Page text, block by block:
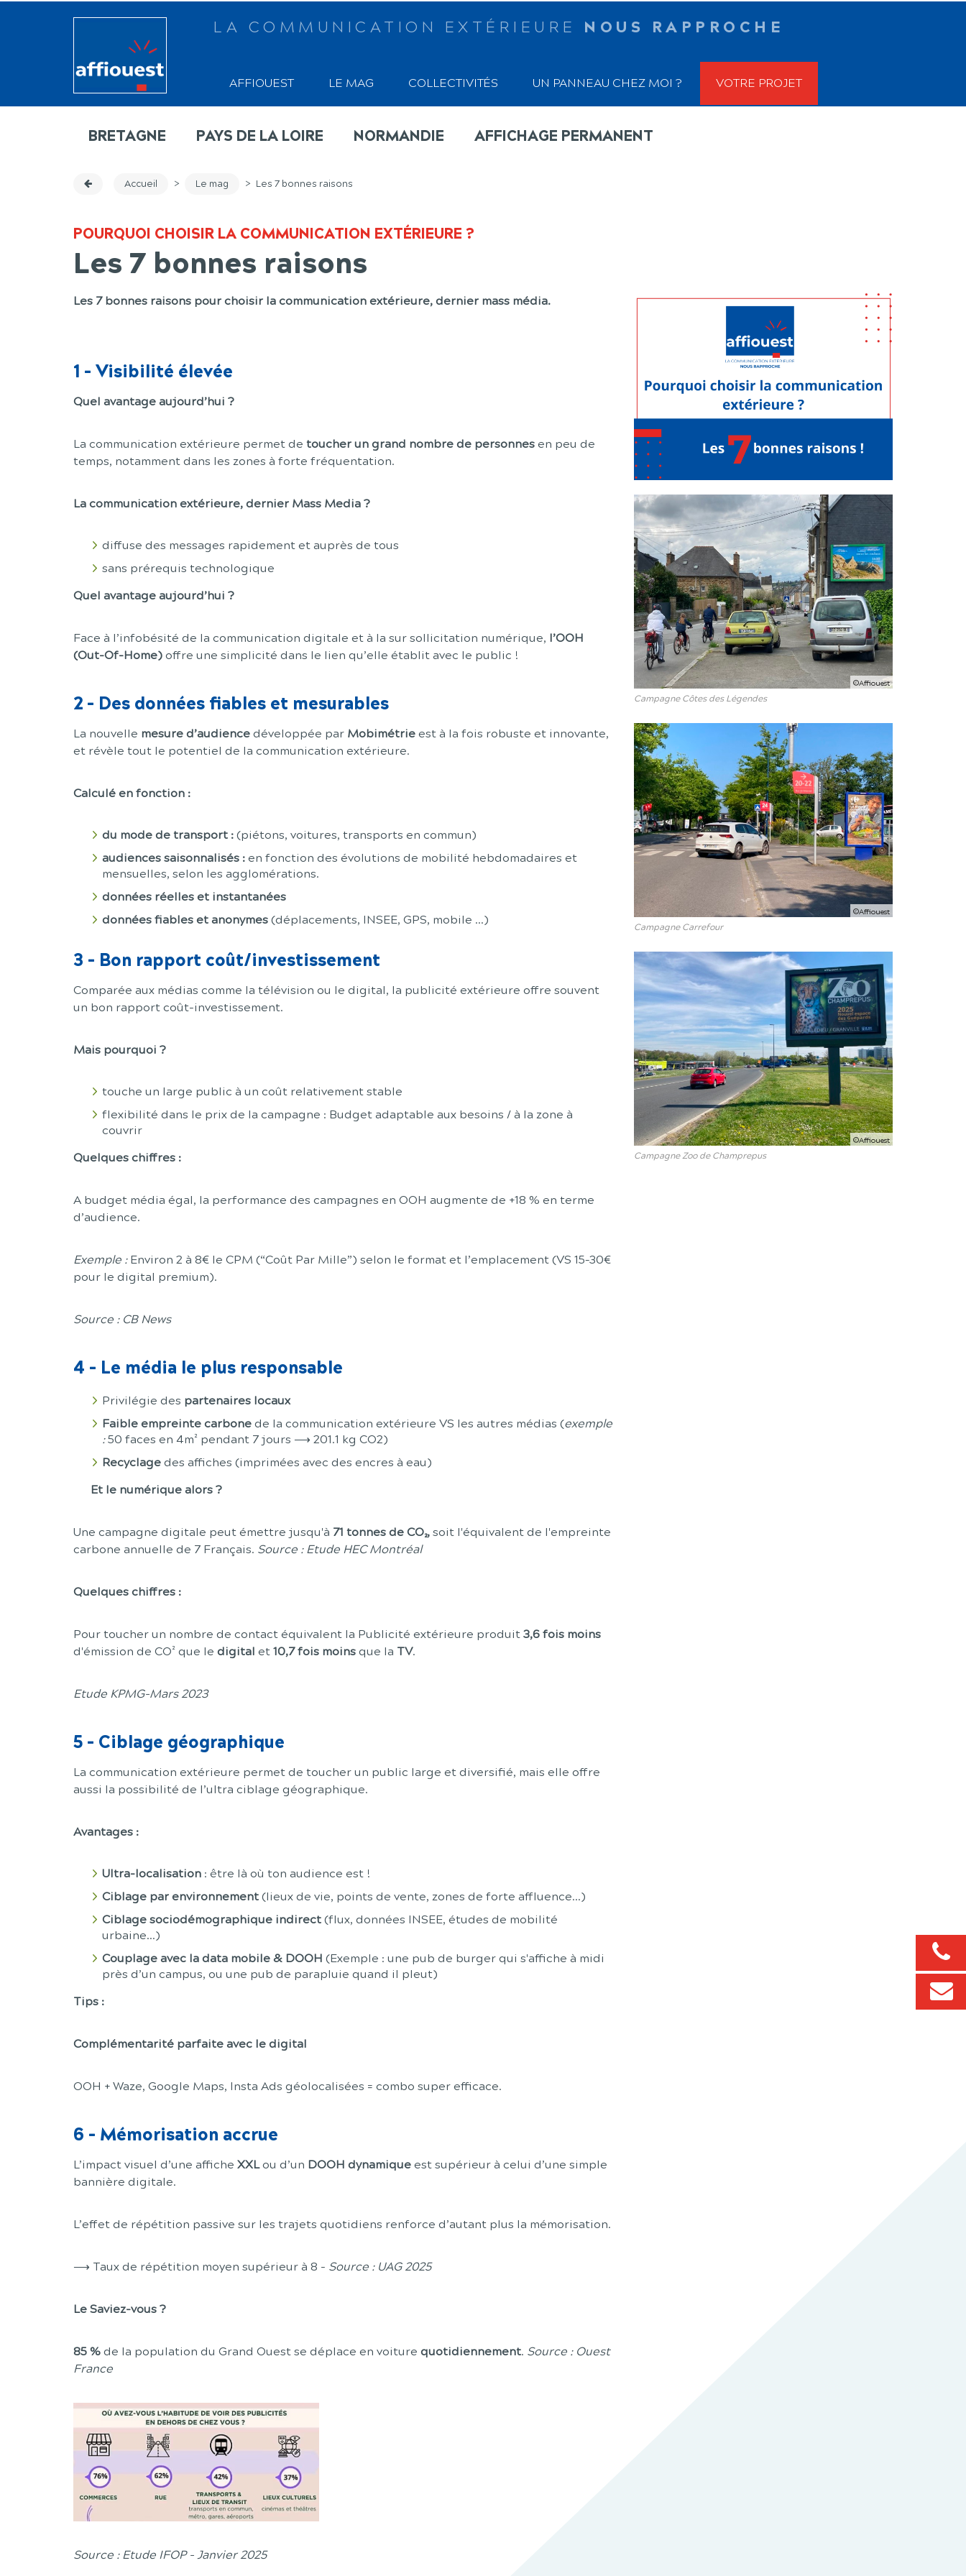
LA COMMUNICATION EXTÉRIEURE NOUS RAPPROCHE
AFFIOUEST LE MAG COLLECTIVITÉS UN PANNEAU CHEZ MOI ? VOTRE PROJET
BRETAGNE PAYS DE LA LOIRE NORMANDIE AFFICHAGE PERMANENT
Accueil > Le mag > Les 7 bonnes raisons
POURQUOI CHOISIR LA COMMUNICATION EXTÉRIEURE ?
Les 7 bonnes raisons
Les 7 bonnes raisons pour choisir la communication extérieure, dernier mass média.
1 - Visibilité élevée
Quel avantage aujourd’hui ?
La communication extérieure permet de toucher un grand nombre de personnes en peu de
temps, notamment dans les zones à forte fréquentation.
La communication extérieure, dernier Mass Media ?
diffuse des messages rapidement et auprès de tous
sans prérequis technologique
Quel avantage aujourd’hui ?
Face à l’infobésité de la communication digitale et à la sur sollicitation numérique, l’OOH
(Out-Of-Home) offre une simplicité dans le lien qu’elle établit avec le public !
2 - Des données fiables et mesurables
La nouvelle mesure d’audience développée par Mobimétrie est à la fois robuste et innovante,
et révèle tout le potentiel de la communication extérieure.
Calculé en fonction :
du mode de transport : (piétons, voitures, transports en commun)
audiences saisonnalisés : en fonction des évolutions de mobilité hebdomadaires et
mensuelles, selon les agglomérations.
données réelles et instantanées
données fiables et anonymes (déplacements, INSEE, GPS, mobile ...)
3 - Bon rapport coût/investissement
Comparée aux médias comme la télévision ou le digital, la publicité extérieure offre souvent
un bon rapport coût-investissement.
Mais pourquoi ?
touche un large public à un coût relativement stable
flexibilité dans le prix de la campagne : Budget adaptable aux besoins / à la zone à
couvrir
Quelques chiffres :
A budget média égal, la performance des campagnes en OOH augmente de +18 % en terme
d’audience.
Exemple :Environ 2 à 8€ le CPM (“Coût Par Mille”) selon le format et l’emplacement (VS 15–30€
pour le digital premium).
Source : CB News
4 - Le média le plus responsable
Privilégie des partenaires locaux
Faible empreinte carbone de la communication extérieure VS les autres médias (exemple
:50 faces en 4m² pendant 7 jours ⟶ 201.1 kg CO2)
Recyclage des affiches (imprimées avec des encres à eau)
Et le numérique alors ?
Une campagne digitale peut émettre jusqu'à 71 tonnes de CO₂, soit l'équivalent de l'empreinte
carbone annuelle de 7 Français. Source : Etude HEC Montréal
Quelques chiffres :
Pour toucher un nombre de contact équivalent la Publicité extérieure produit 3,6 fois moins
d'émission de CO² que le digital et 10,7 fois moins que la TV.
Etude KPMG-Mars 2023
5 - Ciblage géographique
La communication extérieure permet de toucher un public large et diversifié, mais elle offre
aussi la possibilité de l’ultra ciblage géographique.
Avantages :
Ultra-localisation : être là où ton audience est !
Ciblage par environnement (lieux de vie, points de vente, zones de forte affluence...)
Ciblage sociodémographique indirect (flux, données INSEE, études de mobilité
urbaine...)
Couplage avec la data mobile & DOOH (Exemple : une pub de burger qui s'affiche à midi
près d’un campus, ou une pub de parapluie quand il pleut)
Tips :
Complémentarité parfaite avec le digital
OOH + Waze, Google Maps, Insta Ads géolocalisées = combo super efficace.
6 - Mémorisation accrue
L’impact visuel d’une affiche XXLou d’un DOOH dynamique est supérieur à celui d’une simple
bannière digitale.
L’effet de répétition passive sur les trajets quotidiens renforce d’autant plus la mémorisation.
⟶ Taux de répétition moyen supérieur à 8 - Source : UAG 2025
Le Saviez-vous ?
85 % de la population du Grand Ouest se déplace en voiture quotidiennement. Source : Ouest
France
Source : Etude IFOP - Janvier 2025
Campagne Côtes des Légendes
©Affiouest
Campagne Carrefour
©Affiouest
Campagne Zoo de Champrepus
©Affiouest